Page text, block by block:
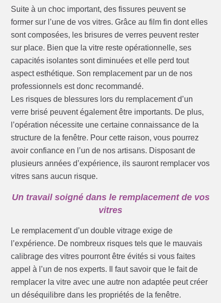
Suite à un choc important, des fissures peuvent se
former sur l’une de vos vitres. Grâce au film fin dont elles
sont composées, les brisures de verres peuvent rester
sur place. Bien que la vitre reste opérationnelle, ses
capacités isolantes sont diminuées et elle perd tout
aspect esthétique. Son remplacement par un de nos
professionnels est donc recommandé.
Les risques de blessures lors du remplacement d’un
verre brisé peuvent également être importants. De plus,
l’opération nécessite une certaine connaissance de la
structure de la fenêtre. Pour cette raison, vous pourrez
avoir confiance en l’un de nos artisans. Disposant de
plusieurs années d’expérience, ils sauront remplacer vos
vitres sans aucun risque.
Un travail soigné dans le remplacement de vos
vitres
Le remplacement d’un double vitrage exige de
l’expérience. De nombreux risques tels que le mauvais
calibrage des vitres pourront être évités si vous faites
appel à l’un de nos experts. Il faut savoir que le fait de
remplacer la vitre avec une autre non adaptée peut créer
un déséquilibre dans les propriétés de la fenêtre.